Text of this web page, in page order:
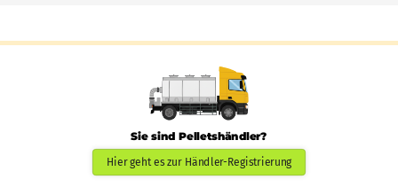
Sie sind Pelletshändler?
Hier geht es zur Händler-Registrierung